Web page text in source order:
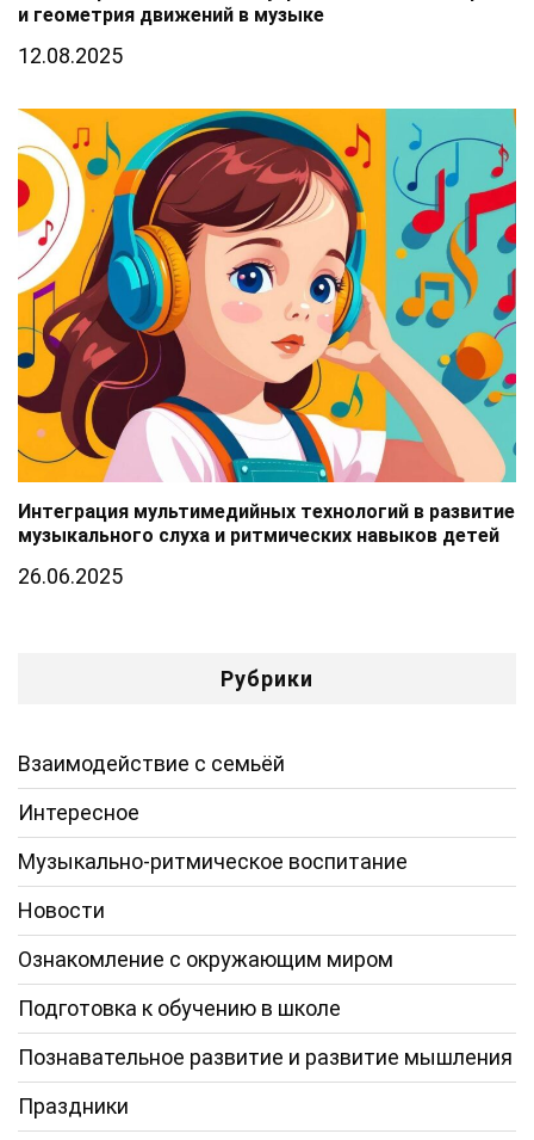
и геометрия движений в музыке
12.08.2025
Интеграция мультимедийных технологий в развитие
музыкального слуха и ритмических навыков детей
26.06.2025
Рубрики
Взаимодействие с семьёй
Интересное
Музыкально-ритмическое воспитание
Новости
Ознакомление с окружающим миром
Подготовка к обучению в школе
Познавательное развитие и развитие мышления
Праздники